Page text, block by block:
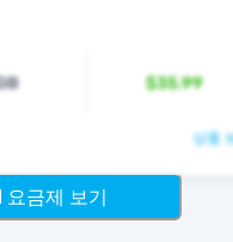
$35.99
상품
금제 보기